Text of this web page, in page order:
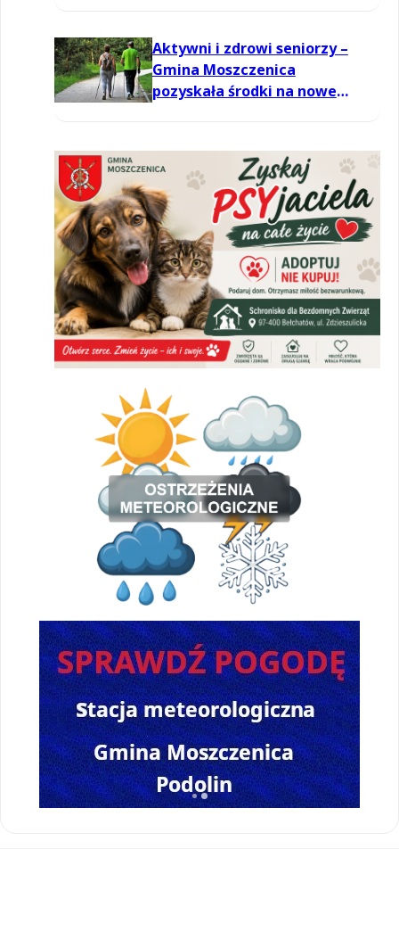
Aktywni i zdrowi seniorzy –
Gmina Moszczenica
pozyskała środki na nowe